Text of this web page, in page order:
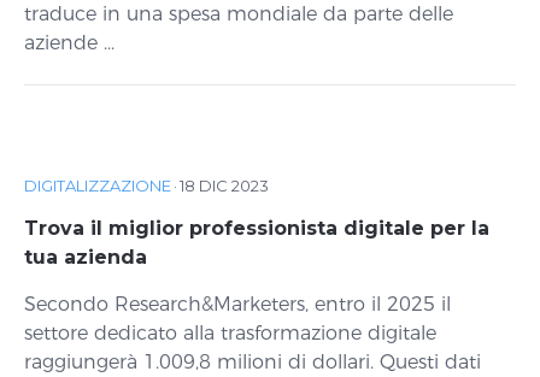
traduce in una spesa mondiale da parte delle
aziende ...
DIGITALIZZAZIONE·18 DIC 2023
Trova il miglior professionista digitale per la
tua azienda
Secondo Research&Marketers, entro il 2025 il
settore dedicato alla trasformazione digitale
raggiungerà 1.009,8 milioni di dollari. Questi dati